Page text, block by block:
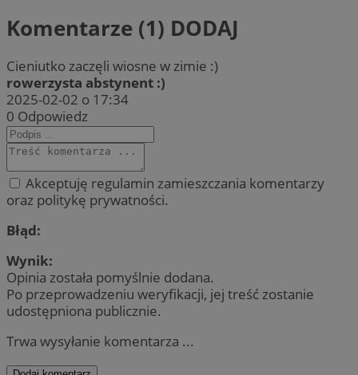
Komentarze (1) DODAJ
Cieniutko zaczęli wiosne w zimie :)
rowerzysta abstynent :)
2025-02-02 o 17:34
0 Odpowiedz
Akceptuję regulamin zamieszczania komentarzy
oraz politykę prywatności.
Błąd:
Wynik:
Opinia została pomyślnie dodana.
Po przeprowadzeniu weryfikacji, jej treść zostanie
udostępniona publicznie.
Trwa wysyłanie komentarza ...